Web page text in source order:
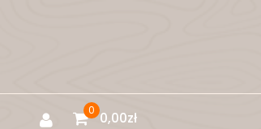
0 0,00zł